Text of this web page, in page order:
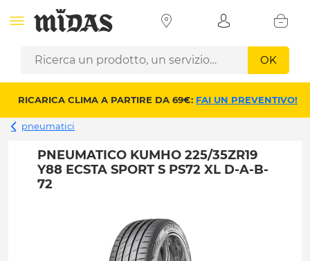
OK
RICARICA CLIMA A PARTIRE DA 69€: FAI UN PREVENTIVO!
pneumatici
PNEUMATICO KUMHO 225/35ZR19
Y88 ECSTA SPORT S PS72 XL D-A-B-
72